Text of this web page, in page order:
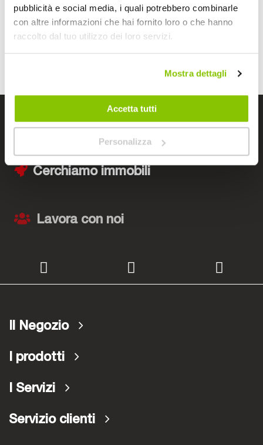
pubblicità e social media, i quali potrebbero combinarle
con altre informazioni che hai fornito loro o che hanno
raccolto dal tuo utilizzo dei loro servizi.
Mostra dettagli
Accetta tutti
Personalizza
sicurezza del casco integrale e la libertà del casco jet. E se
la tua passione è l’off road potrai scegliere tra l’ampio
accattivante.
I negozi Bep's
Cerchiamo immobili
Lavora con noi
Il Negozio
I prodotti
I Servizi
Servizio clienti